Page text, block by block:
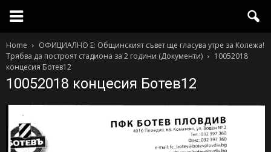
Home
ОФИЦИАЛНО Е: Общинският съвет ще гласува утре за Колежа!
Трябва да построят стадиона за 2 години (Документи)
10052018
концесия Ботев12
10052018 концесия Ботев12